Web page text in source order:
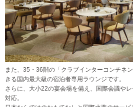
また、35・36階の「クラブインターコンチネ
きる国内最大級の宿泊者専用ラウンジです。
さらに、大小22の宴会場を備え、国際会議や
対応。